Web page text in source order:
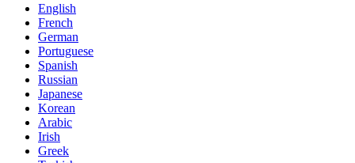
English
French
German
Portuguese
Spanish
Russian
Japanese
Korean
Arabic
Irish
Greek